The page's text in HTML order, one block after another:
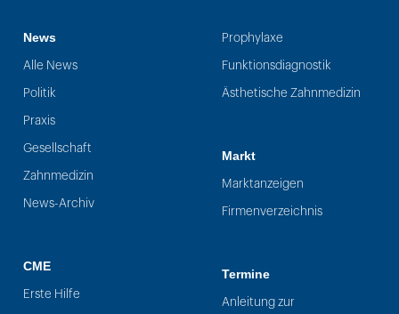
News
Alle News
Politik
Praxis
Gesellschaft
Zahnmedizin
News-Archiv
CME
Erste Hilfe
Prophylaxe
Funktionsdiagnostik
Ästhetische Zahnmedizin
Markt
Marktanzeigen
Firmenverzeichnis
Termine
Anleitung zur